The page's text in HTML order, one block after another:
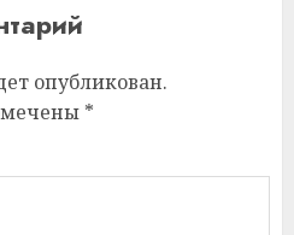
опубликован.
*